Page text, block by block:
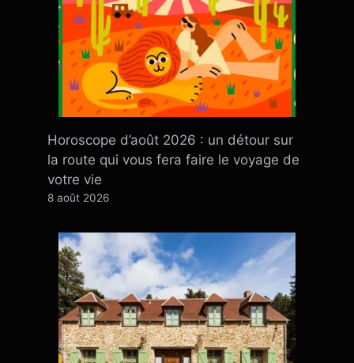
Horoscope d’août 2026 : un détour sur
la route qui vous fera faire le voyage de
votre vie
8 août 2026